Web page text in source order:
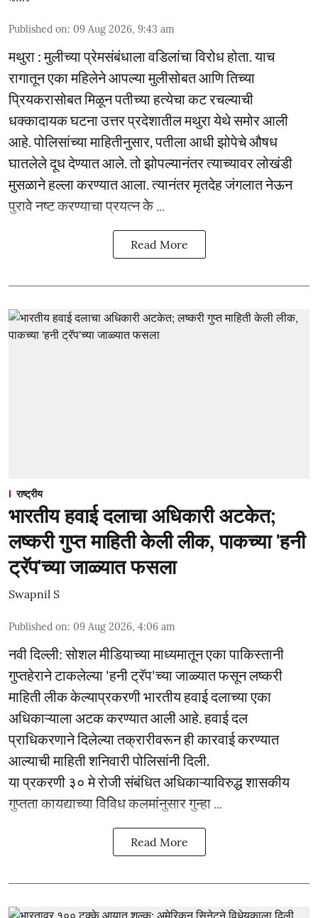
Published on: 09 Aug 2026, 9:43 am
मथुरा : मुलीच्या प्रेमसंबंधाला वडिलांचा विरोध होता. याच
रागातून एका महिलेने आपल्या मुलीसोबत आणि तिच्या
प्रियकरासोबत मिळून पतीच्या हत्येचा कट रचल्याची
धक्कादायक घटना उत्तर प्रदेशातील मथुरा येथे समोर आली
आहे. पोलिसांच्या माहितीनुसार, पतीला आधी झोपेचे औषध
घातलेले दूध देण्यात आले. तो झोपल्यानंतर त्याच्यावर लोखंडी
मुसळाने हल्ला करण्यात आला. त्यानंतर मृतदेह जंगलात नेऊन
पुरावे नष्ट करण्याचा प्रयत्न के ...
Read More
राष्ट्रीय
भारतीय हवाई दलाचा अधिकारी अटकेत;
लष्करी गुप्त माहिती केली लीक, पाकच्या 'हनी
ट्रॅप'च्या जाळ्यात फसला
Swapnil S
Published on: 09 Aug 2026, 4:06 am
नवी दिल्ली: सोशल मीडियाच्या माध्यमातून एका पाकिस्तानी
गुप्तहेराने टाकलेल्या 'हनी ट्रॅप'च्या जाळ्यात फसून लष्करी
माहिती लीक केल्याप्रकरणी भारतीय हवाई दलाच्या एका
अधिकाऱ्याला अटक करण्यात आली आहे. हवाई दल
प्राधिकरणाने दिलेल्या तक्रारीवरून ही कारवाई करण्यात
आल्याची माहिती शनिवारी पोलिसांनी दिली.
या प्रकरणी ३० मे रोजी संबंधित अधिकाऱ्याविरुद्ध शासकीय
गुप्तता कायद्याच्या विविध कलमांनुसार गुन्हा ...
Read More